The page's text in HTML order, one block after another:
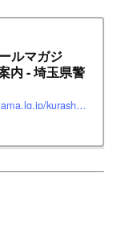
ルマガジ
内 - 埼玉県警
https://www.police.pref.saitama.lg.jp/kurashi/annai/index.html